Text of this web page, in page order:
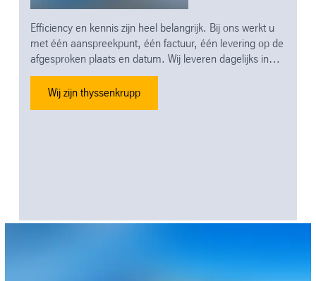
Efficiency en kennis zijn heel belangrijk. Bij ons werkt u
met één aanspreekpunt, één factuur, één levering op de
afgesproken plaats en datum. Wij leveren dagelijks in
heel Nederland, dat is wel zo gemakkelijk. Maar er is
altijd ruimte voor maatwerk.
Wij zijn thyssenkrupp